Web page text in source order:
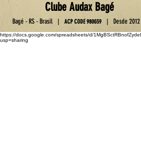
ClubeAudax Bagé
Bagé - RS - Brasil|ACP CODE980039 Desde 2012
https://docs.google.com/spreadsheets/d/
usp=sharing